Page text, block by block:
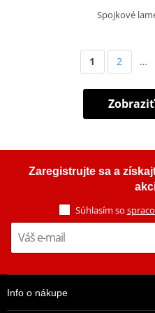
Spojkové
1 2 …
Zaregistrujte sa a
Súhlasím so
Info o nákupe